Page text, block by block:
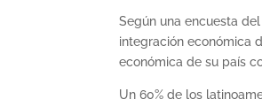
Según una encuesta del
integración económica
económica de su país
Un 60% de los